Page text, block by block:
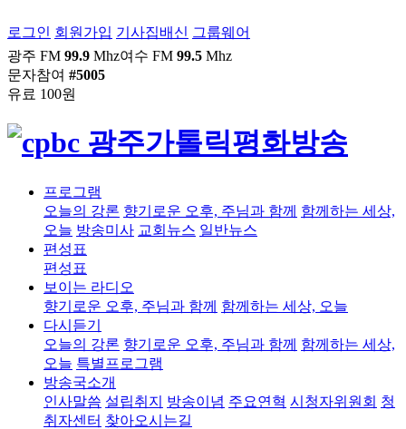
로그인 회원가입 기사집배신 그룹웨어
광주 FM 99.9 Mhz여수 FM 99.5 Mhz
문자참여 #5005
유료 100원
프로그램
오늘의 강론 향기로운 오후, 주님과 함께 함께하는 세상,
오늘 방송미사 교회뉴스 일반뉴스
편성표
편성표
보이는 라디오
향기로운 오후, 주님과 함께 함께하는 세상, 오늘
다시듣기
오늘의 강론 향기로운 오후, 주님과 함께 함께하는 세상,
오늘 특별프로그램
방송국소개
인사말씀 설립취지 방송이념 주요연혁 시청자위원회 청
취자센터 찾아오시는길